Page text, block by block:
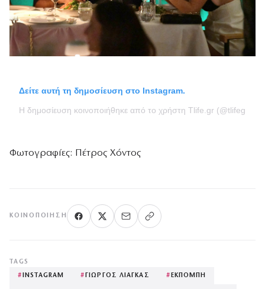
Δείτε αυτή τη δημοσίευση στο Instagram.
Η δημοσίευση κοινοποιήθηκε από το χρήστη Tlife.gr (@tlifegr)
Φωτογραφίες: Πέτρος Χόντος
ΚΟΙΝΟΠΟΊΗΣΗ
TAGS
# INSTAGRAM # ΓΙΩΡΓΟΣ ΛΙΑΓΚΑΣ # ΕΚΠΟΜΠΗ